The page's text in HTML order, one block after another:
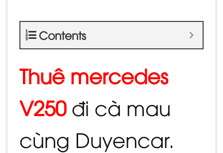
Contents
Thuê mercedes
V250đi cà mau
cùng Duyencar.